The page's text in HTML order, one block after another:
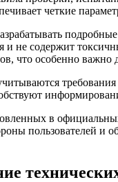
четкие
и не содержит
что особенно важно
в
пользователей